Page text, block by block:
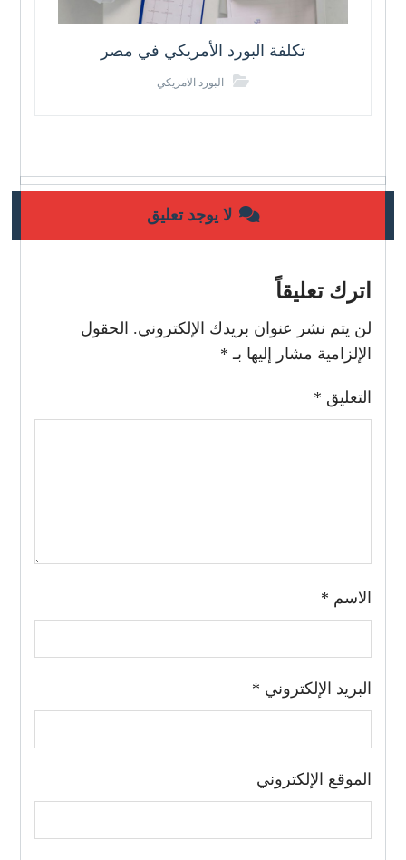
تكلفة البورد الأمريكي في مصر
البورد الامريكي
لا يوجد تعليق
اترك تعليقاً
لن يتم نشر عنوان بريدك الإلكتروني. الحقول
الإلزامية مشار إليها بـ *
التعليق *
الاسم *
البريد الإلكتروني *
الموقع الإلكتروني